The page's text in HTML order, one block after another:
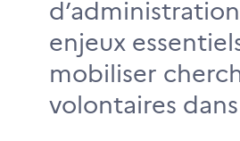
enjeux
mobiliser
volontaires